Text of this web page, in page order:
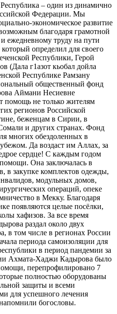
– один из динамично
Федерации. Мы
экономическое развитие
благодаря грамотной
ежедневному труду на пути
определил для своего
Республики, Герой
(Дала г1азот кьобал дойла
Республике Рамзану
общественный фонд
Аймани Несиевне
помощь не только жителям
регионов Российской
беженцам в Сирии, в
и других странах. Фонд
многих обездоленных в
Да воздаст им Аллах, за
сердце! С каждым годом
Она заключалась в
в закупке комплектов одежды,
модульных домов,
операций, опеке
в Мекку. Благодаря
появляются целые посёлки,
хафизов. За все время
раздал около двух
в том числе в регионах России
периода самоизоляции для
в период пандемии за
Ахмата-Хаджи Кадырова было
перепрофилировано 7
полностью оборудованы
защиты и всеми
для успешного лечения
богословы.